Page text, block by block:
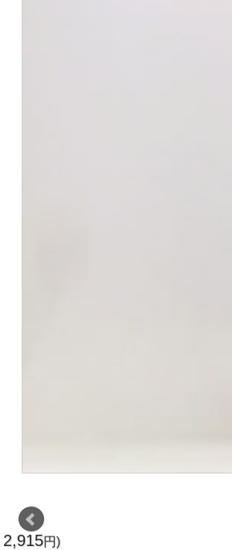
2,915円)